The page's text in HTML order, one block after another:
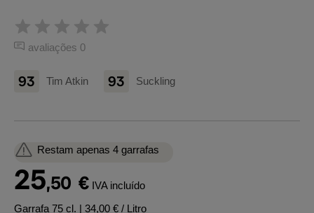
avaliações 0
93 Tim Atkin 93 Suckling
Restam apenas 4 garrafas
25,50 € IVA incluído
Garrafa 75 cl. | 34,00 € / Litro